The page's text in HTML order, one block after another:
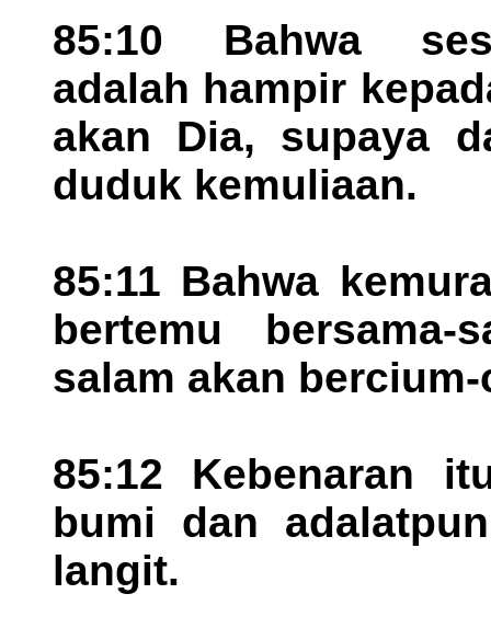
85:10 Bahwa
adalah hampir
akan Dia, supaya
duduk kemuliaan.
85:11 Bahwa
bertemu
salam akan
85:12 Kebenaran
bumi dan
langit.